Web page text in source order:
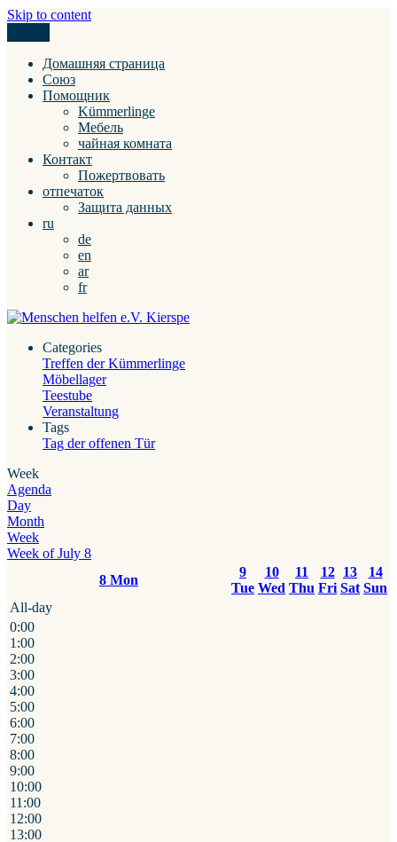
Skip to content
Menschen helfen e.V. Kierspe
Домашняя страница
Союз
Помощник
Kümmerlinge
Мебель
чайная комната
Контакт
Пожертвовать
отпечаток
Защита данных
ru
de
en
ar
fr
Categories
Treffen der Kümmerlinge
Möbellager
Teestube
Veranstaltung
Tags
Tag der offenen Tür
Week
Agenda
Day
Month
Week
Week of July 8
8 Mon
9
Tue
10
Wed
11
Thu
12
Fri
13
Sat
14
Sun
All-day
0:00
1:00
2:00
3:00
4:00
5:00
6:00
7:00
8:00
9:00
10:00
11:00
12:00
13:00